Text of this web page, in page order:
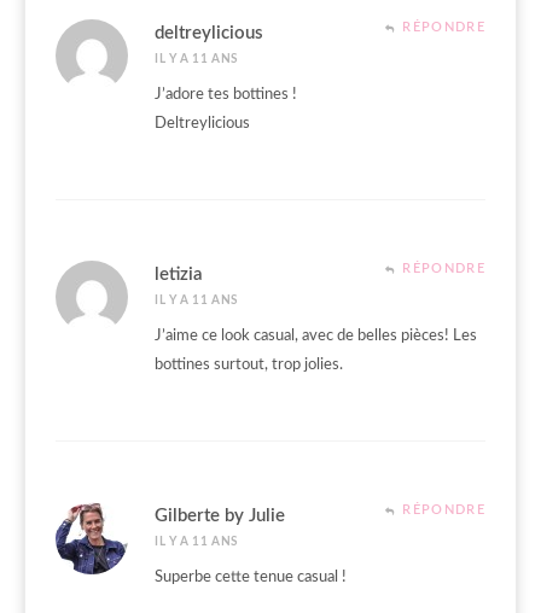
deltreylicious
IL Y A 11 ANS
RÉPONDRE
J’adore tes bottines !
Deltreylicious
letizia
IL Y A 11 ANS
RÉPONDRE
J’aime ce look casual, avec de belles pièces! Les
bottines surtout, trop jolies.
Gilberte by Julie
IL Y A 11 ANS
RÉPONDRE
Superbe cette tenue casual !